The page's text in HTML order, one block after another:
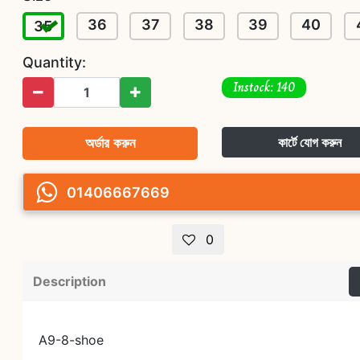
35
36 37 38 39 40
Quantity:
Instock: 140
অর্ডার করুন কার্টে যোগ করুন
01406667669
0
Description
A9-8-shoe